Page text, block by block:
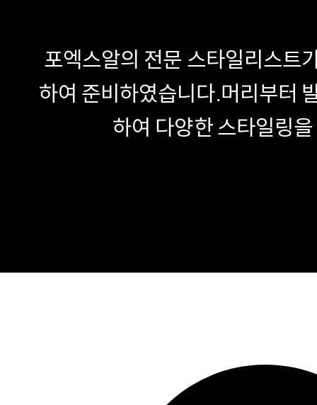
포엑스알의 전문 스타일리스트
하여 준비하였습니다.머리부터
하여 다양한 스타일링